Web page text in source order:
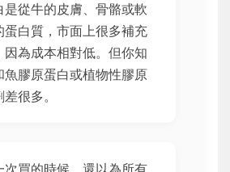
是從牛的皮膚、骨骼或軟
蛋白質，市面上很多補充
因為成本相對低。但你知
魚膠原蛋白或植物性膠原
很多。
次買的時候，還以為所有